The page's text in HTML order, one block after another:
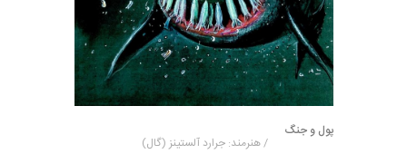
پول و جنگ
/ هنرمند: جرارد آلستینز (گال)